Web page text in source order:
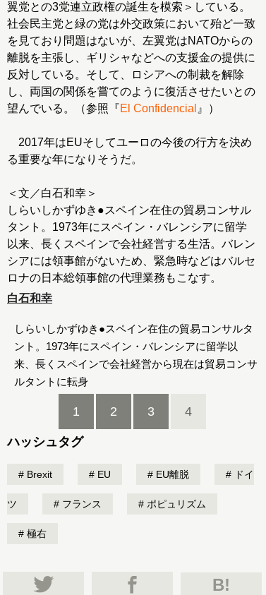
翼党との3党連立政権の誕生を模索＞している。
社会民主党と緑の党は外交政策において殆ど一致
を見ており問題はないが、左翼党はNATOからの
離脱を主張し、ギリシャなどへの支援金の提供に
反対している。そして、ロシアへの制裁を解除
し、両国の関係を嘗てのように復活させたいとの
望んでいる。（参照『El Confidencial 』）
2017年はEUそしてユーロの今後の行方を決め
る重要な年になりそうだ。
＜文／白石和幸＞
しらいしかずゆき●スペイン在住の貿易コンサル
タント。1973年にスペイン・バレンシアに留学
以来、長くスペインで会社経営する生活。バレン
シアには領事館がないため、緊急時などはバルセ
ロナの日本総領事館の代理業務もこなす。
白石和幸
しらいしかずゆき●スペイン在住の貿易コンサルタ
ント。1973年にスペイン・バレンシアに留学以
来、長くスペインで会社経営から現在は貿易コンサ
ルタントに転身
1 2 3 4
ハッシュタグ
Brexit EU EU離脱 ドイ
ツ フランス ポピュリズム
極右
B!